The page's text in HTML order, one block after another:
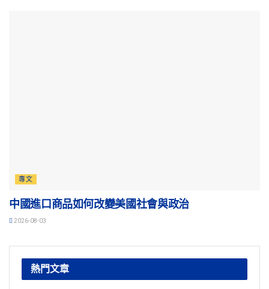
專文
中國進口商品如何改變美國社會與政治
2026-08-03
熱門文章